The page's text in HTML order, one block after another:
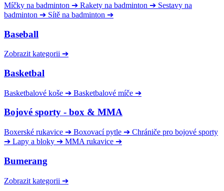
Míčky na badminton ➔ Rakety na badminton ➔ Sestavy na
badminton ➔ Sítě na badminton ➔
Baseball
Zobrazit kategorii ➔
Basketbal
Basketbalové koše ➔ Basketbalové míče ➔
Bojové sporty - box & MMA
Boxerské rukavice ➔ Boxovací pytle ➔ Chrániče pro bojové sporty
➔ Lapy a bloky ➔ MMA rukavice ➔
Bumerang
Zobrazit kategorii ➔